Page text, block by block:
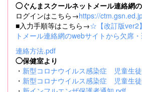
する方は、応募できませんので御了承くだ
方公務員法第16条に該当する者（以
る人） ・禁錮以上の刑に処せられ、その執行を終わるまで
又は執行を受けることがなくなるまでの者 ・群馬
して懲戒免職の処分を受け、当該処
しない者 ・人事委員会又は公平委員会の委員の職にあっ
て、地方公務員法第60条から第63条
し、刑に処せられた者 ・日本国憲法又はその下に成立した
政府を暴力で破壊することを主張す
◯ぐんまスクールネットメール連絡網
ログインはこちら→https://
■入力手順等はこちら→☆【改訂版ver2
トメール連絡網のwebサイトから欠席
連絡方法.pdf
◯保健室より
・ 新型コロナウイルス感染症 児童生
・ 新型コロナウイルス感染症 児童生